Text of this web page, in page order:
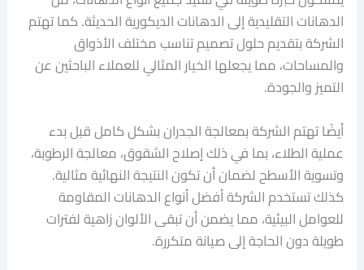
الدهانات التقليدية إلى الدهانات الديكورية الحديثة. كما تهتم
الشركة بتقديم حلول تصميم تناسب مختلف الأذواق
والمساحات، مما يجعلها الخيار المثالي للعملاء الباحثين عن
التميز والجودة.
أيضًا تهتم الشركة بمعالجة الجدران بشكل كامل قبل بدء
عملية الطلاء، بما في ذلك إصلاح الشقوق، معالجة الرطوبة،
وتسوية الأسطح لضمان أن تكون النتيجة النهائية مثالية.
كذلك تستخدم الشركة أفضل أنواع الدهانات المقاومة
للعوامل البيئية، مما يضمن أن تبقى الألوان زاهية لفترات
طويلة دون الحاجة إلى صيانة متكررة.